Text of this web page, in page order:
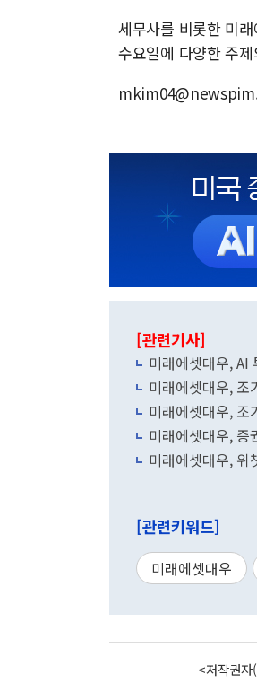
세무사를 비롯한 미
수요일에 다양한 주
[관련기사]
미래에셋대우,
미래에셋대우, 조
미래에셋대우, 조
미래에셋대우,
미래에셋대우,
[관련키워드]
미래에셋대우
<저작권